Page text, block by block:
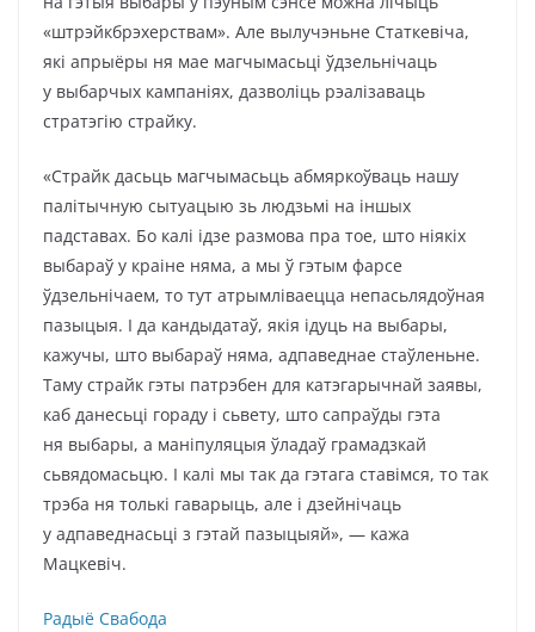
«штрэйкбрэхерствам». Але вылучэньне Статкевіча,
які апрыёры ня мае магчымасьці ўдзельнічаць
у выбарчых кампаніях, дазволіць рэалізаваць
стратэгію страйку.
«Страйк дасьць магчымасьць абмяркоўваць нашу
палітычную сытуацыю зь людзьмі на іншых
падставах. Бо калі ідзе размова пра тое, што ніякіх
выбараў у краіне няма, а мы ў гэтым фарсе
ўдзельнічаем, то тут атрымліваецца непасьлядоўная
пазыцыя. І да кандыдатаў, якія ідуць на выбары,
кажучы, што выбараў няма, адпаведнае стаўленьне.
Таму страйк гэты патрэбен для катэгарычнай заявы,
каб данесьці гораду і сьвету, што сапраўды гэта
ня выбары, а маніпуляцыя ўладаў грамадзкай
сьвядомасьцю. І калі мы так да гэтага ставімся, то так
трэба ня толькі гаварыць, але і дзейнічаць
у адпаведнасьці з гэтай пазыцыяй», — кажа
Мацкевіч.
Радыё Свабода